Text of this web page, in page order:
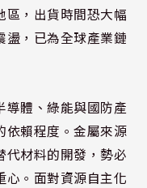
區，出貨時間恐大幅
盪，已為全球產業鏈
導體、綠能與國防產
依賴程度。金屬來源
代材料的開發，勢必
心。面對資源自主化